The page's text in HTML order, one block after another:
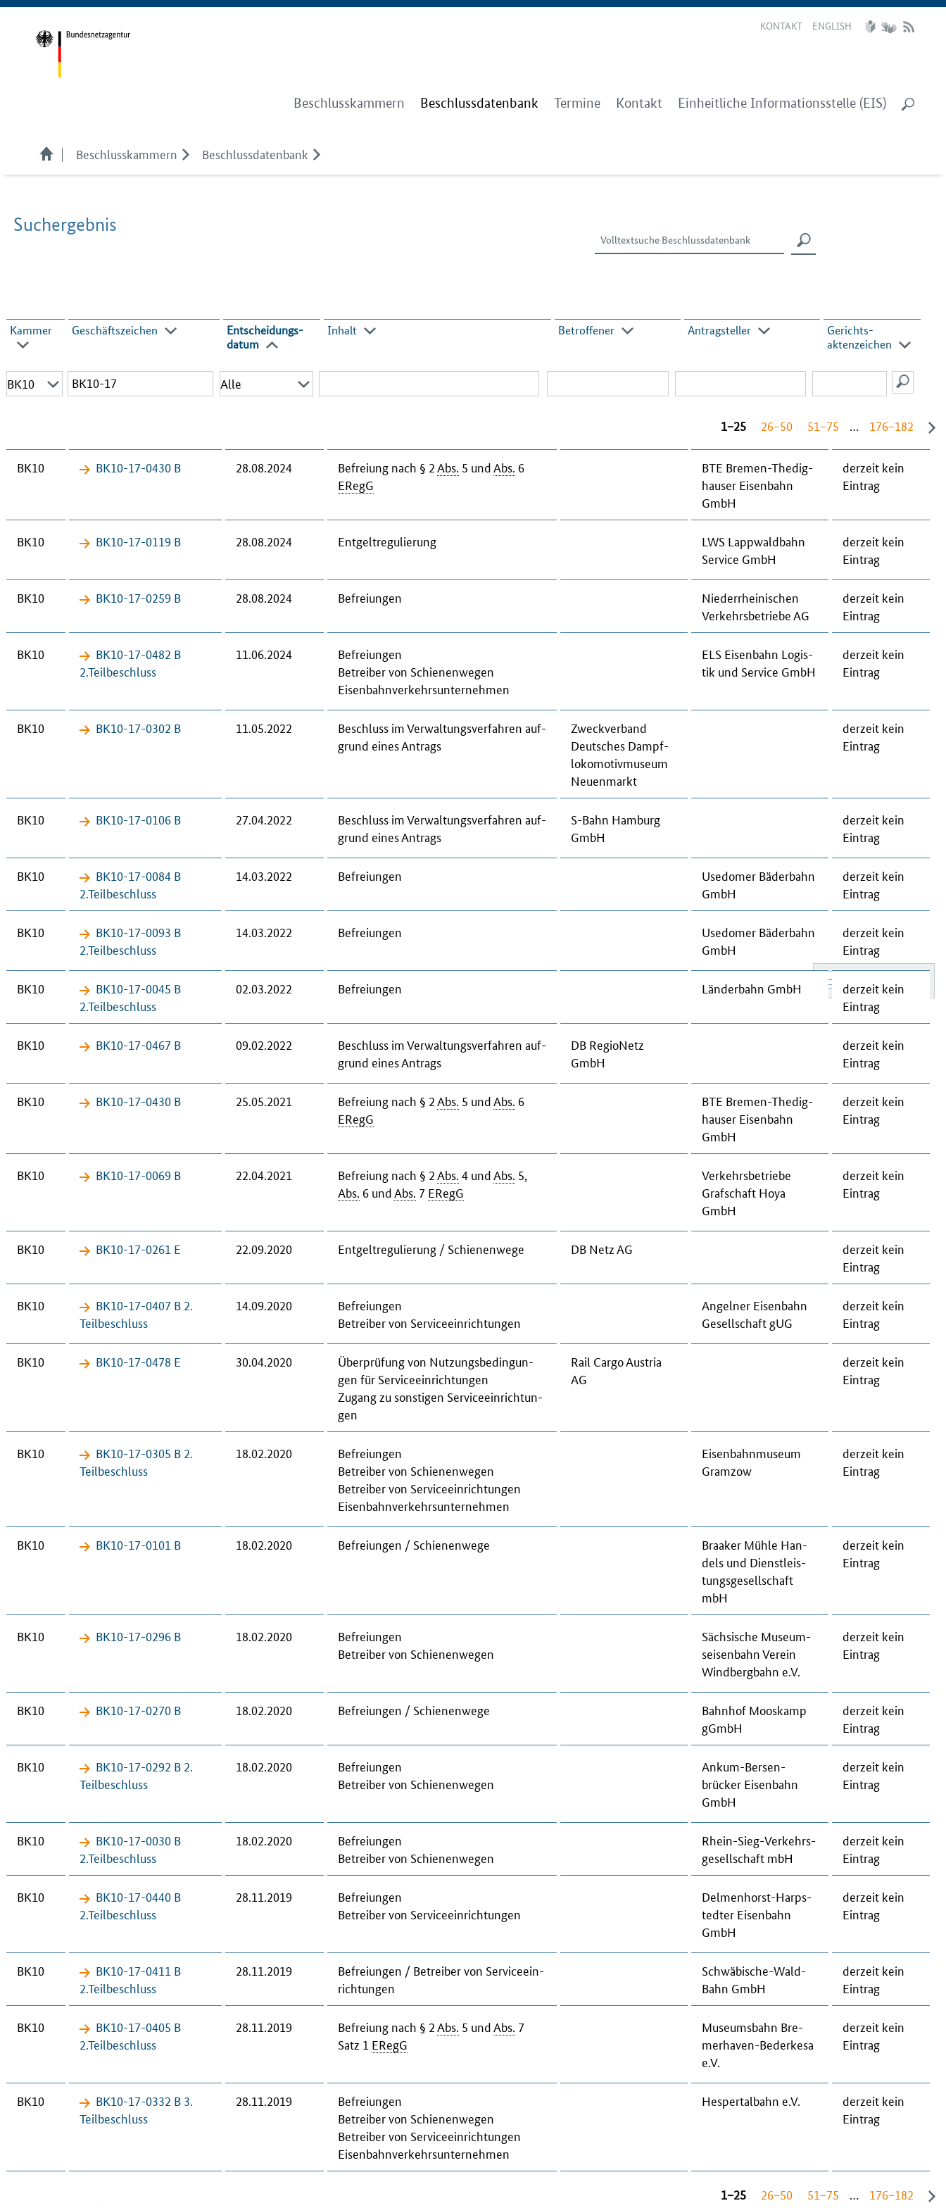
KONTAKT ENGLISH
Beschlusskammern Beschlussdatenbank Termine Kontakt Einheitliche Informationsstelle (EIS)
Beschlusskammern Beschlussdatenbank
Suchergebnis
1−25 26−50 51−75 … 176−182
Kammer Geschäfts­zeichen
Entscheidungs­
datum
Inhalt Betroffener Antragsteller
Gerichts­
aktenzeichen
BK10 BK10-17-​0430 B 28.08.2024 Be­frei­ung nach § 2Abs. 5 undAbs. 6
ER­egG
BTE Bre­men-The­dig­
hau­ser Eisenbahn
GmbH
der­zeit kein
Ein­trag
BK10 BK10-17-​0119 B 28.08.2024 Ent­gelt­re­gu­lie­rung
LWS Lapp­wald­bahn
Ser­vice GmbH
der­zeit kein
Ein­trag
BK10 BK10-17-​0259 B 28.08.2024 Be­frei­un­gen
Nie­der­rhei­ni­schen
Ver­kehrs­be­trie­be AG
der­zeit kein
Ein­trag
BK10
BK10-17-​0482 B
2.Teil­be­schluss
11.06.2024
Be­frei­un­gen
Be­trei­ber von Schie­nen­we­gen
Ei­sen­bahn­ver­kehrs­un­ter­neh­men
ELS Eisenbahn Lo­gis­
tik und Ser­vice GmbH
der­zeit kein
Ein­trag
BK10 BK10-17-​0302 B 11.05.2022
Be­schluss im Ver­wal­tungs­ver­fah­ren auf­
grund ei­nes An­trags
Zweck­ver­band
Deut­sches Dampf­
lo­ko­mo­tiv­mu­se­um
Neu­en­markt
der­zeit kein
Ein­trag
BK10 BK10-17-​0106 B 27.04.2022
Be­schluss im Ver­wal­tungs­ver­fah­ren auf­
grund ei­nes An­trags
S-Bahn Ham­burg
GmbH
der­zeit kein
Ein­trag
BK10
BK10-17-​0084 B
2.Teil­be­schluss
14.03.2022 Be­frei­un­gen
Use­do­mer Bä­der­bahn
GmbH
der­zeit kein
Ein­trag
BK10
BK10-17-​0093 B
2.Teil­be­schluss
14.03.2022 Be­frei­un­gen
Use­do­mer Bä­der­bahn
GmbH
der­zeit kein
Ein­trag
BK10
BK10-17-​0045 B
2.Teil­be­schluss
02.03.2022 Be­frei­un­gen Län­der­bahn GmbH
der­zeit kein
Ein­trag
BK10 BK10-17-​0467 B 09.02.2022
Be­schluss im Ver­wal­tungs­ver­fah­ren auf­
grund ei­nes An­trags
DB Re­gio­Netz
GmbH
der­zeit kein
Ein­trag
BK10 BK10-17-​0430 B 25.05.2021 Be­frei­ung nach § 2Abs. 5 undAbs. 6
ER­egG
BTE Bre­men-The­dig­
hau­ser Eisenbahn
GmbH
der­zeit kein
Ein­trag
BK10 BK10-17-​0069 B 22.04.2021 Be­frei­ung nach § 2Abs. 4 undAbs. 5,
Abs. 6 undAbs. 7 ER­egG
Ver­kehrs­be­trie­be
Graf­schaft Ho­ya
GmbH
der­zeit kein
Ein­trag
BK10 BK10-17-​0261 E 22.09.2020 Ent­gelt­re­gu­lie­rung / Schie­nen­we­ge DB Netz AG
der­zeit kein
Ein­trag
BK10
BK10-17-​0407 B 2.
Teil­be­schluss
14.09.2020
Be­frei­un­gen
Be­trei­ber von Ser­viceein­rich­tun­gen
An­gel­ner Eisenbahn
Ge­sell­schaft gUG
der­zeit kein
Ein­trag
BK10 BK10-17-​0478 E 30.04.2020
Über­prü­fung von Nut­zungs­be­din­gun­
gen für Ser­vice­ein­rich­tun­gen
Zu­gang zu sons­ti­gen Ser­vice­ein­rich­tun­
gen
Rail Car­go Aus­tria
AG
der­zeit kein
Ein­trag
BK10
BK10-17-​0305 B 2.
Teil­be­schluss
18.02.2020
Be­frei­un­gen
Be­trei­ber von Schie­nen­we­gen
Be­trei­ber von Ser­viceein­rich­tun­gen
Ei­sen­bahn­ver­kehrs­un­ter­neh­men
Ei­sen­bahn­mu­se­um
Gram­zow
der­zeit kein
Ein­trag
BK10 BK10-17-​0101 B 18.02.2020 Be­frei­un­gen / Schie­nen­we­ge
Braa­ker Müh­le Han­
dels und Dienst­leis­
tungs­ge­sell­schaft
mbH
der­zeit kein
Ein­trag
BK10 BK10-17-​0296 B 18.02.2020
Be­frei­un­gen
Be­trei­ber von Schie­nen­we­gen
Säch­si­sche Mu­se­um­
sei­sen­bahn Ver­ein
Wind­berg­bahn e.V.
der­zeit kein
Ein­trag
BK10 BK10-17-​0270 B 18.02.2020 Be­frei­un­gen / Schie­nen­we­ge
Bahn­hof Moo­s­kamp
gGmbH
der­zeit kein
Ein­trag
BK10
BK10-17-​0292 B 2.
Teil­be­schluss
18.02.2020
Be­frei­un­gen
Be­trei­ber von Schie­nen­we­gen
An­kum-Ber­sen­
brücker Eisenbahn
GmbH
der­zeit kein
Ein­trag
BK10
BK10-17-​0030 B
2.Teil­be­schluss
18.02.2020
Be­frei­un­gen
Be­trei­ber von Schie­nen­we­gen
Rhein-Sieg-Ver­kehrs­
ge­sell­schaft mbH
der­zeit kein
Ein­trag
BK10
BK10-17-​0440 B
2.Teil­be­schluss
28.11.2019
Be­frei­un­gen
Be­trei­ber von Ser­viceein­rich­tun­gen
Del­men­horst-Harps­
ted­ter Eisenbahn
GmbH
der­zeit kein
Ein­trag
BK10
BK10-17-​0411 B
2.Teil­be­schluss
28.11.2019 Be­frei­un­gen / Be­trei­ber von Ser­viceein­
rich­tun­gen
Schwä­bi­sche-Wald-
Bahn GmbH
der­zeit kein
Ein­trag
BK10
BK10-17-​0405 B
2.Teil­be­schluss
28.11.2019 Be­frei­ung nach § 2Abs. 5 undAbs. 7
Satz 1 ER­egG
Mu­se­ums­bahn Bre­
mer­ha­ven-Be­der­ke­sa
e.V.
der­zeit kein
Ein­trag
BK10
BK10-17-​0332 B 3.
Teil­be­schluss
28.11.2019
Be­frei­un­gen
Be­trei­ber von Schie­nen­we­gen
Be­trei­ber von Ser­viceein­rich­tun­gen
Ei­sen­bahn­ver­kehrs­un­ter­neh­men
Hes­per­tal­bahn e.V.
der­zeit kein
Ein­trag
1−25 26−50 51−75 … 176−182